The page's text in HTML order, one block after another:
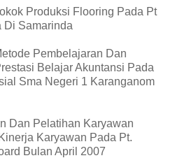
Produksi Flooring Pada Pt
Di Samarinda
Pembelajaran Dan
Belajar Akuntansi Pada
Sma Negeri 1 Karanganom
Dan Pelatihan Karyawan
Karyawan Pada Pt.
Bulan April 2007